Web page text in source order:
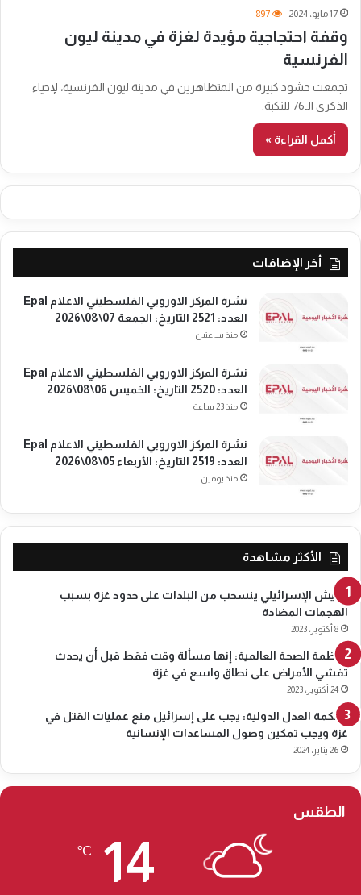
17 مايو، 2024 897
وقفة احتجاجية مؤيدة لغزة في مدينة ليون
الفرنسية
تجمعت حشود كبيرة من المتظاهرين في مدينة ليون الفرنسية، لإحياء
الذكرى الـ76 للنكبة.
أكمل القراءة »
أخر الإضافات
نشرة المركز الاوروبي الفلسطيني الاعلام Epal
العدد: 2521 التاريخ: الجمعة 07\08\2026
منذ ساعتين
نشرة المركز الاوروبي الفلسطيني الاعلام Epal
العدد: 2520 التاريخ: الخميس 06\08\2026
منذ 23 ساعة
نشرة المركز الاوروبي الفلسطيني الاعلام Epal
العدد: 2519 التاريخ: الأربعاء 05\08\2026
منذ يومين
الأكثر مشاهدة
الجيش الإسرائيلي ينسحب من البلدات على حدود غزة بسبب
الهجمات المضادة
8 أكتوبر، 2023
منظمة الصحة العالمية: إنها مسألة وقت فقط قبل أن يحدث
تفشي الأمراض على نطاق واسع في غزة
24 أكتوبر، 2023
محكمة العدل الدولية: يجب على إسرائيل منع عمليات القتل في
غزة ويجب تمكين وصول المساعدات الإنسانية
26 يناير، 2024
الطقس
14
℃